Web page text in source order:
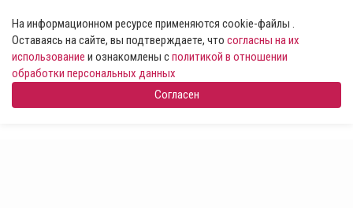
На информационном ресурсе применяются cookie-файлы .
Оставаясь на сайте, вы подтверждаете, что согласны на их
использование и ознакомлены сполитикой в отношении
обработки персональных данных
Согласен